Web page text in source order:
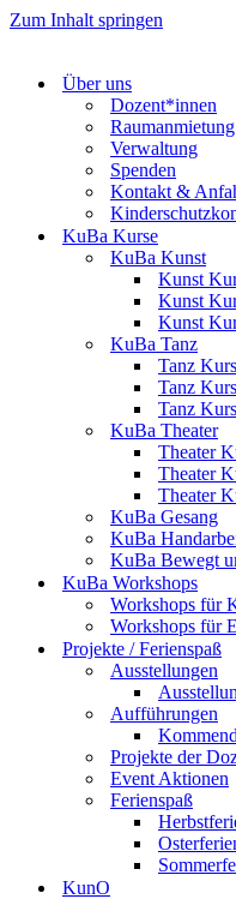
Zum Inhalt springen
Über uns
Dozent*innen
Raumanmietung
Verwaltung
Spenden
Kontakt &
KuBa Kurse
KuBa Kunst
Kunst
Kunst
Kunst
KuBa Tanz
Tanz
Tanz
Tanz
KuBa Theater
Theater
Theater
Theater
KuBa Gesang
KuBa
KuBa Bewegt
KuBa Workshops
Workshops für
Workshops für
Projekte / Ferienspaß
Ausstellungen
Aufführungen
Projekte der
Event Aktionen
Ferienspaß
KunO